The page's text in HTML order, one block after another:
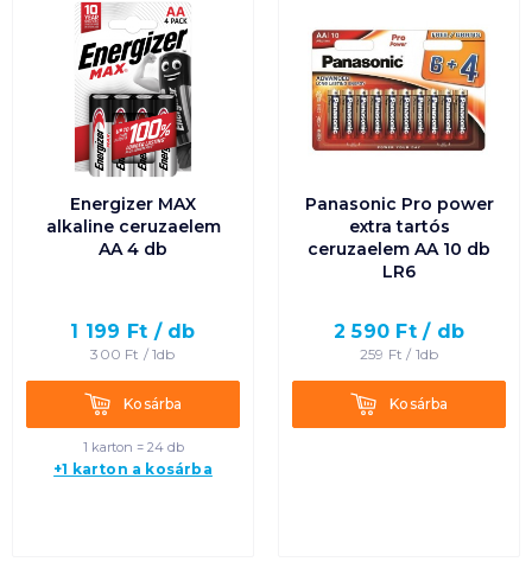
Energizer MAX
alkaline ceruzaelem
AA 4 db
1 199 Ft / db
300 Ft /1db
KosárbaKosárba
1 karton = 24 db
+1 karton a kosárba
Panasonic Pro power
extra tartós
ceruzaelem AA 10 db
LR6
2 590 Ft / db
259 Ft / 1db
KosárbaKosárba